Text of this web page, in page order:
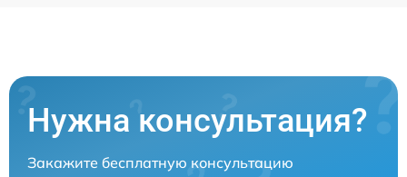
Нужна консультация?
Закажите бесплатную консультацию